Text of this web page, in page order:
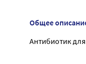
Общее
Антибиотик